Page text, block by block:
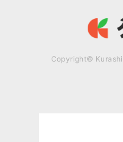
Copyright©